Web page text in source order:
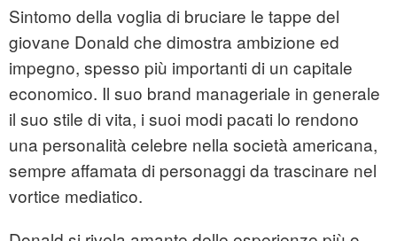
Sintomo della voglia di bruciare le tappe del
giovane Donald che dimostra ambizione ed
impegno, spesso più importanti di un capitale
economico. Il suo brand manageriale in generale
il suo stile di vita, i suoi modi pacati lo rendono
una personalità celebre nella società americana,
sempre affamata di personaggi da trascinare nel
vortice mediatico.